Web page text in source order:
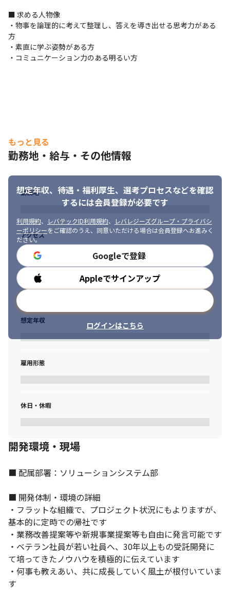
■ 求める人物像
・物事を論理的に考えて整理し、答えを導き出せる思考力がある
方
・素直に学ぶ姿勢がある方
・コミュニケーション力のある明るい方
もっと見る
勤務地・給与・その他情報
想定年収、待遇・福利厚生、 選考プロセスなどを確認
するには会員登録が必要です
利用規約、 レバテックID利用規約、
レバレジーズグループ・プライバシ
ーポリシーをご確認のうえ、同意いただける場合は会員登録へお進みく
ださい。
Googleで登録
Appleでサインアップ
ログインはこちら
勤務地
アクセス
勤務時間
想定年収
雇用形態
休日・休暇
開発環境・現場
■ 配属部署：ソリューションシステム部
■ 開発体制・環境の詳細
・フラットな組織で、プロジェクト状況にもよりますが、
基本的に定時での帰社です
・業務改善提案等や新規事業提案等も自由に発言可能です
・ベテラン社員が若い社員へ、30年以上もの受託開発に
て培ってきたノウハウを積極的に伝えています
・何事も教えあい、共に成長していく風土が根付いていま
す